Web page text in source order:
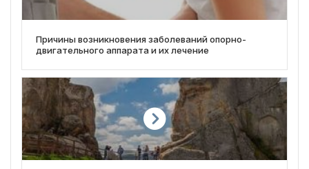
Причины возникновения заболеваний опорно-
двигательного аппарата и их лечение